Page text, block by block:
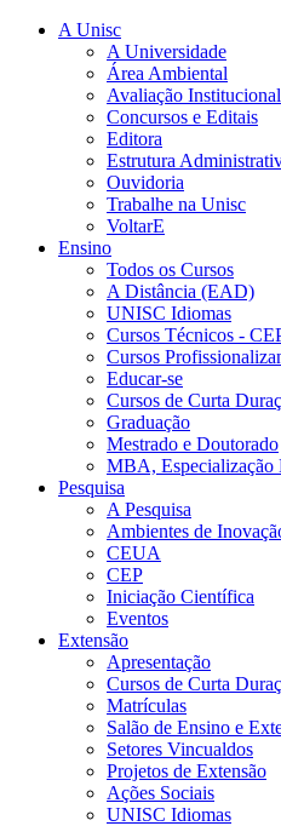
A Unisc
A Universidade
Área Ambiental
Avaliação Institucional
Concursos e Editais
Editora
Estrutura
Ouvidoria
Trabalhe na Unisc
VoltarE
Ensino
Todos os Cursos
A Distância (EAD)
UNISC Idiomas
Cursos Técnicos -
Cursos
Educar-se
Cursos de Curta
Graduação
Mestrado e Doutorado
MBA, Especialização
Pesquisa
A Pesquisa
Ambientes de
CEUA
CEP
Iniciação Científica
Eventos
Extensão
Apresentação
Cursos de Curta
Matrículas
Salão de Ensino e
Setores Vincualdos
Projetos de Extensão
Ações Sociais
UNISC Idiomas